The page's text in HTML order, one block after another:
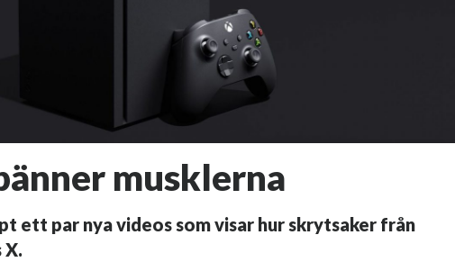
musklerna
ett par nya videos som visar hur skrytsaker från
X.